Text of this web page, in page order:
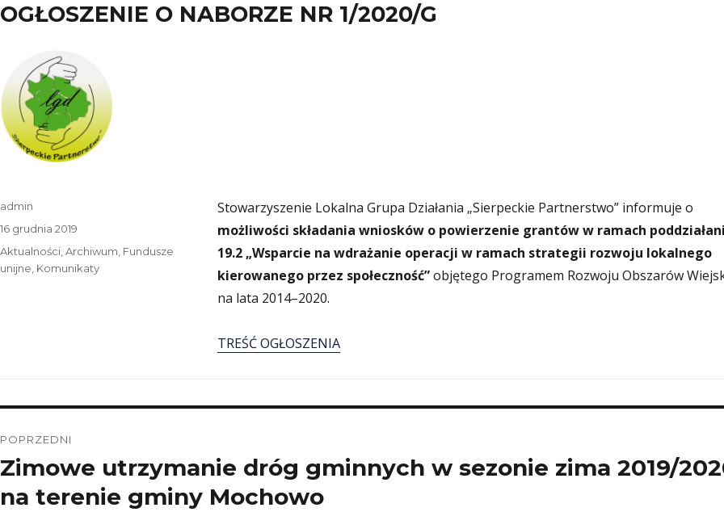
OGŁOSZENIE O NABORZE NR 1/2020/G
Stowarzyszenie Lokalna Grupa Działania „Sierpeckie Partnerstwo” informuje o
możliwości składania wniosków o powierzenie grantów w ramach
19.2 „Wsparcie na wdrażanie operacji w ramach strategii rozwoju lokalnego
kierowanego przez społeczność”objętego Programem Rozwoju Obszarów
na lata 2014–2020.
TREŚĆ OGŁOSZENIA
Autor
admin
Data
publikacji
16 grudnia 2019
Kategorie
Aktualności Archiwum Fundusze
unijne Komunikaty
wpisu
POPRZEDNI
Poprzedni
Zimowe utrzymanie dróg gminnych w sezonie zima 2019/
na terenie gminy Mochowo